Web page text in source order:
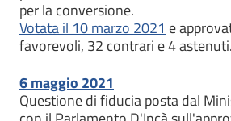
per la conversione.
Votata il 10 marzo 2021 e
favorevoli, 32 contrari e 4 astenuti.
6 maggio 2021
Questione di fiducia posta dal